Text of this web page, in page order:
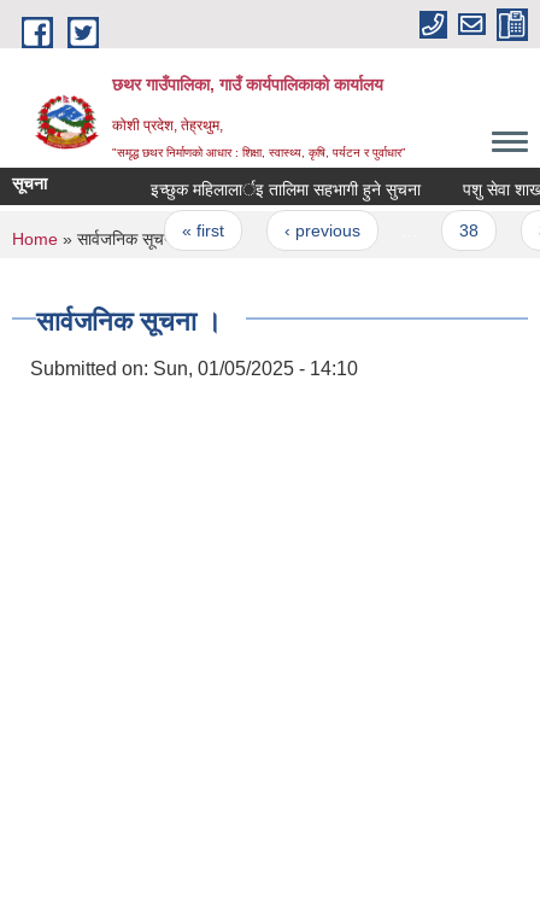
Skip to main content
छथर गाउँपालिका, गाउँ कार्यपालिकाको कार्यालय
कोशी प्रदेश, तेह्रथुम,
"समृद्ध छथर निर्माणको आधार : शिक्षा, स्वास्थ्य, कृषि, पर्यटन र पुर्वाधार”
सूचना इच्छुक महिलालार्इ तालिमा सहभागी हुने सुचना पशु सेवा शाखाकाे
Pages
« first ‹ previous
You are here
Home » सार्वजनिक सूचना ।
सार्वजनिक सूचना ।
Submitted on: Sun, 01/05/2025 - 14:10